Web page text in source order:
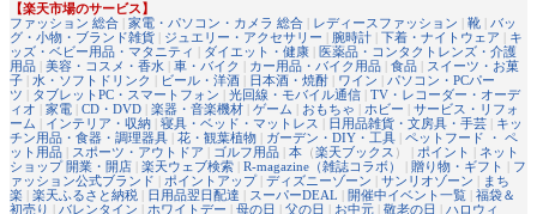
【楽天市場のサービス】
ファッション 総合
家電・パソコン・カメラ 総合 レディースファッション 靴
バッ
グ・小物・ブランド雑貨
ジュエリー・アクセサリー 腕時計 下着・ナイトウェア
キ
ッズ・ベビー用品・マタニティ
ダイエット・健康
医薬品・コンタクトレンズ・介護
用品
美容・コスメ・香水 車・バイク カー用品・バイク用品 食品
スイーツ・お菓
子
水・ソフトドリンク ビール・洋酒 日本酒・焼酎 ワイン
パソコン・PCパー
ツ
タブレットPC・スマートフォン 光回線・モバイル通信
TV・レコーダー・オーデ
ィオ
家電 CD・DVD 楽器・音楽機材 ゲーム おもちゃ ホビー
サービス・リフォ
ーム
インテリア・収納 寝具・ベッド・マットレス 日用品雑貨・文房具・手芸
キッ
チン用品・食器・調理器具
花・観葉植物 ガーデン・DIY・工具
ペットフード ・ ペ
ット用品
スポーツ・アウトドア ゴルフ用品 本 （楽天ブックス ） | ポイント
ネット
ショップ 開業・開店
楽天ウェブ検索 R-magazine（雑誌コラボ） 贈り物・ギフト
フ
ァッション公式ブランド
ポイントアップ ディズニーゾーン サンリオゾーン
まち
楽
楽天ふるさと納税 日用品翌日配達 スーパーDEAL 開催中イベント一覧
福袋＆
初売り
バレンタイン ホワイトデー 母の日 父の日 お中元 敬老の日
ハロウィ